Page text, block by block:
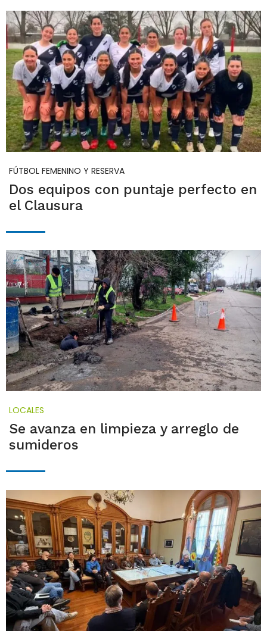
FÚTBOL FEMENINO Y RESERVA
Dos equipos con puntaje perfecto en
el Clausura
LOCALES
Se avanza en limpieza y arreglo de
sumideros